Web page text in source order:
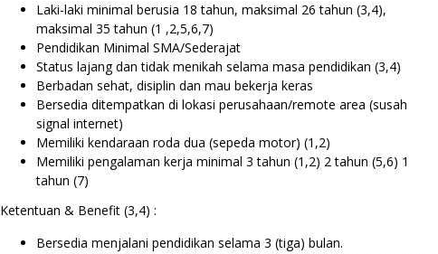
Laki-laki minimal berusia 18 tahun, maksimal 26 tahun (3,4),
maksimal 35 tahun (1 ,2,5,6,7)
Pendidikan Minimal SMA/Sederajat
Status lajang dan tidak menikah selama masa pendidikan (3,4)
Berbadan sehat, disiplin dan mau bekerja keras
Bersedia ditempatkan di lokasi perusahaan/remote area (susah
signal internet)
Memiliki kendaraan roda dua (sepeda motor) (1,2)
Memiliki pengalaman kerja minimal 3 tahun (1,2) 2 tahun (5,6) 1
tahun (7)
Ketentuan & Benefit (3,4) :
Bersedia menjalani pendidikan selama 3 (tiga) bulan.